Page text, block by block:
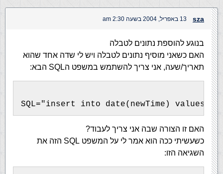
sza 13 באפריל, 2004 בשעה 2:30 am
בנוגע להוספת נתונים לטבלה
האם כשאני מוסיף נתונים לטבלה ויש לי שדה אחד שהוא
תאריך/שעה, אני צריך להשתמש במשפט הSQL הבא:
SQL="insert into date(newTime) values("
האם זו הצורה שבה אני צריך לעבוד?
כשעשיתי ככה הוא אמר לי על המשפט SQL הזה את
השגיאה הזו: